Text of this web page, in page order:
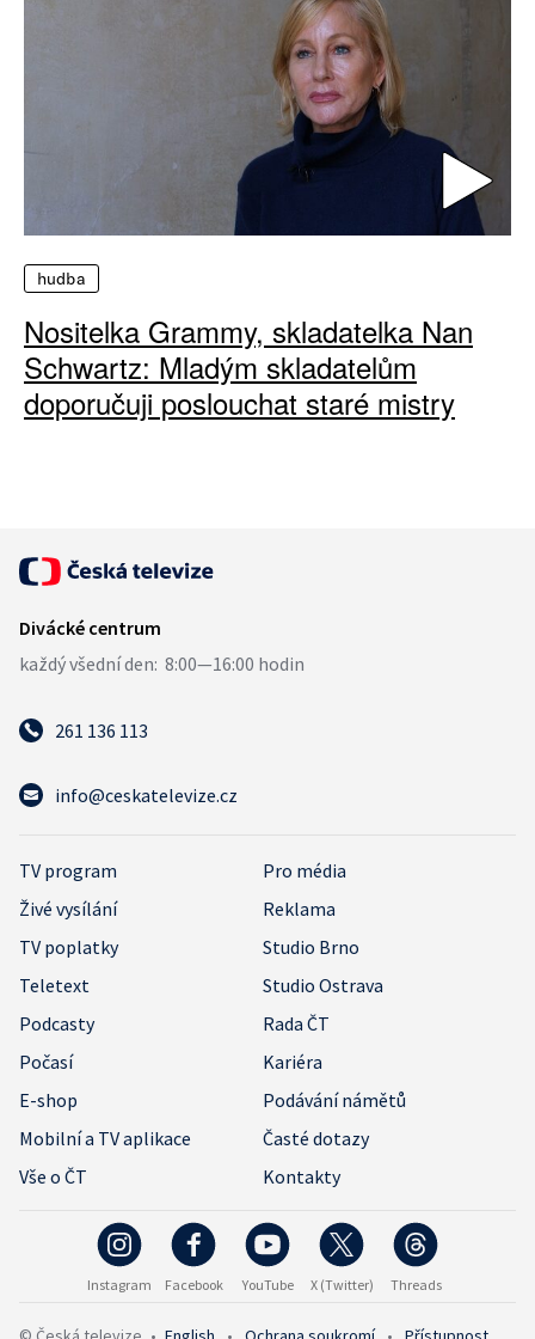
hudba
Nositelka Grammy, skladatelka Nan
Schwartz: Mladým skladatelům
doporučuji poslouchat staré mistry
261 136 113
info@ceskatelevize.cz
TV program
Pro média
Živé vysílání
Reklama
TV poplatky
Studio Brno
Teletext
Studio Ostrava
Podcasty
Rada ČT
Počasí
Kariéra
E-shop
Podávání námětů
Mobilní a TV aplikace
Časté dotazy
Vše o ČT
Kontakty
Instagram Facebook YouTube X (Twitter) Threads